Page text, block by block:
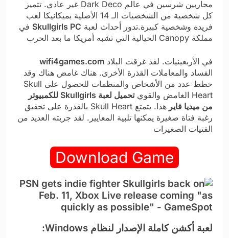
محاربين شرسين في عالم Dark Deco غير عادي. تتميز
كل شخصية من الشخصيات الـ 14 الأصلية بميكانيكا لعب
فريدة وشخصية كبيرة.تدور أحداث لعبة Skullgirls PC في
مملكة Canopy الخيالية التي تشبه أمريكا ما بعد الحرب
في الأربعينيات. لقد غرقت البلاد wifi4games.com
الفساد والمعاملات القذرة الأخرى. هناك غامض هناك وقد
خطط عدد من الأشخاص والمنظمات للحصول على Skull
Heart الغامض والقوي
تحميل لعبة Skullgirls للكمبيوتر
من ميديا فاير
هذا. يتمتع Skull Heart بالقدرة على تحقيق
رغبة فتاة صغيرة يمكنها تلبية المعايير. لقد جربته العديد من
الفتيات الصغيرات
Download Game
لعبة أكشن كاملة الإصدار لنظام Windows: